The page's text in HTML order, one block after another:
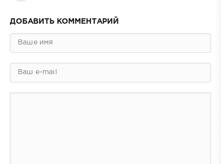
ДОБАВИТЬ КОММЕНТАРИЙ